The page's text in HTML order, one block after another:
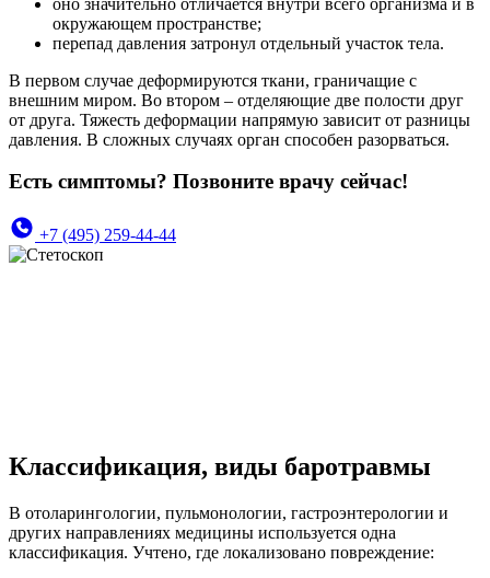
окружающем пространстве;
перепад давления затронул отдельный участок тела.
В первом случае деформируются ткани, граничащие с
внешним миром. Во втором – отделяющие две полости друг
от друга. Тяжесть деформации напрямую зависит от разницы
давления. В сложных случаях орган способен разорваться.
Есть симптомы? Позвоните врачу сейчас!
+7 (495) 259-44-44
Классификация, виды баротравмы
В отоларингологии, пульмонологии, гастроэнтерологии и
других направлениях медицины используется одна
классификация. Учтено, где локализовано повреждение: